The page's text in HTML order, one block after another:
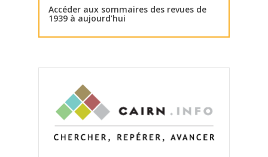
Accéder aux sommaires des revues de
1939 à aujourd’hui